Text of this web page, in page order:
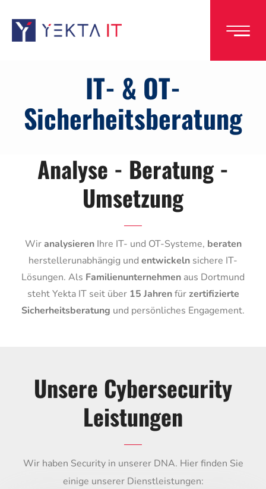
IT- & OT-
Sicherheitsberatung
Analyse - Beratung -
Umsetzung
WiranalysierenIhre IT- und OT-Systeme, beraten
herstellerunabhängig und entwickeln sichere IT-
Lösungen. Als Familienunternehmen aus Dortmund
steht Yekta IT seit über 15 Jahrenfür zertifizierte
Sicherheitsberatung und persönliches Engagement.
Unsere Cybersecurity
Leistungen
Wir haben Security in unserer DNA. Hier finden Sie
einige unserer Dienstleistungen: